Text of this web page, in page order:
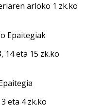
arloko 1 zk.ko
Epaitegiak
14 eta 15 zk.ko
eta 4 zk.ko